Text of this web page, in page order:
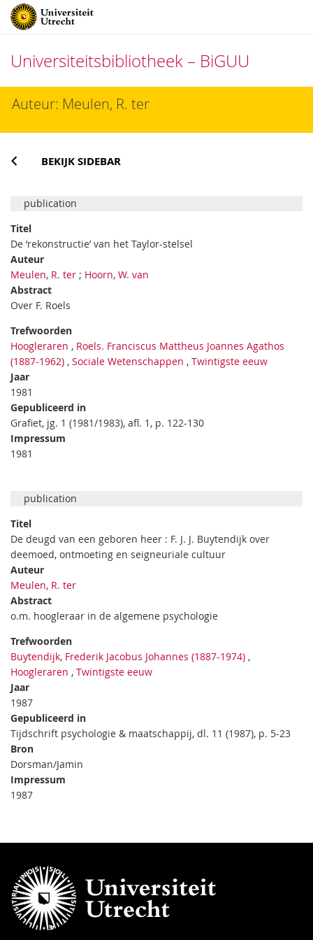
Universiteitsbibliotheek – BiGUU
naarAuteur: Meulen, R. ter
BEKIJK SIDEBAR
publication
Titel
De ‘rekonstructie’ van het Taylor-stelsel
Auteur
Meulen, R. ter ; Hoorn, W. van
Abstract
Over F. Roels
Trefwoorden
Hoogleraren , Roels. Franciscus Mattheus Joannes Agathos
(1887-1962) , Sociale Wetenschappen , Twintigste eeuw
Jaar
1981
Gepubliceerd in
Grafiet, jg. 1 (1981/1983), afl. 1, p. 122-130
Impressum
1981
publication
Titel
De deugd van een geboren heer : F. J. J. Buytendijk over
deemoed, ontmoeting en seigneuriale cultuur
Auteur
Meulen, R. ter
Abstract
o.m. hoogleraar in de algemene psychologie
Trefwoorden
Buytendijk, Frederik Jacobus Johannes (1887-1974) ,
Hoogleraren , Twintigste eeuw
Jaar
1987
Gepubliceerd in
Tijdschrift psychologie & maatschappij, dl. 11 (1987), p. 5-23
Bron
Dorsman/Jamin
Impressum
1987